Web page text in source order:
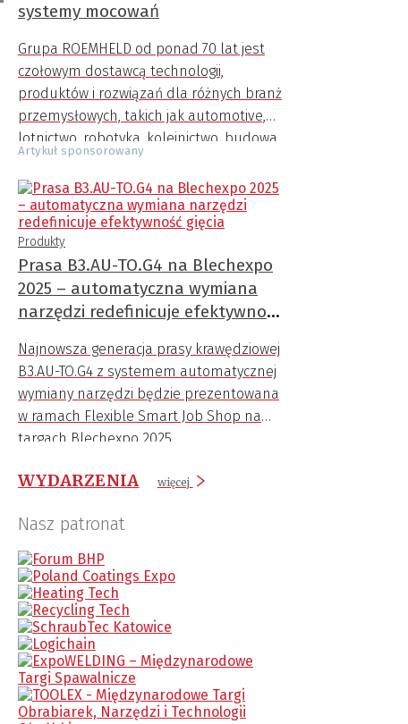
systemy mocowań
Grupa ROEMHELD od ponad 70 lat jest
czołowym dostawcą technologii,
produktów i rozwiązań dla różnych branż
przemysłowych, takich jak automotive,
lotnictwo, robotyka, kolejnictwo, budowa
maszyn, przemysł AGD, zbrojeniowy,
medyczny i inne.
Artykuł sponsorowany
Produkty
Prasa B3.AU-TO.G4 na Blechexpo
2025 – automatyczna wymiana
narzędzi redefinicuje efektywność
Najnowsza generacja prasy krawędziowej
B3.AU-TO.G4 z systemem automatycznej
wymiany narzędzi będzie prezentowana
w ramach Flexible Smart Job Shop na
targach Blechexpo 2025.
WYDARZENIA więcej
Nasz patronat